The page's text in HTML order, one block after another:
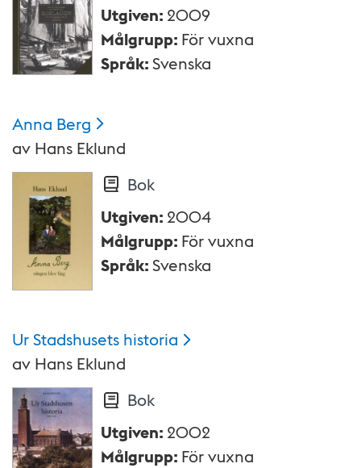
Utgiven: 2009
Målgrupp: För vuxna
Språk:Svenska
Anna Berg
av Hans Eklund
Bok
Utgiven: 2004
Målgrupp: För vuxna
Språk:Svenska
Ur Stadshusets historia
av Hans Eklund
Bok
Utgiven:2002
Målgrupp: För vuxna